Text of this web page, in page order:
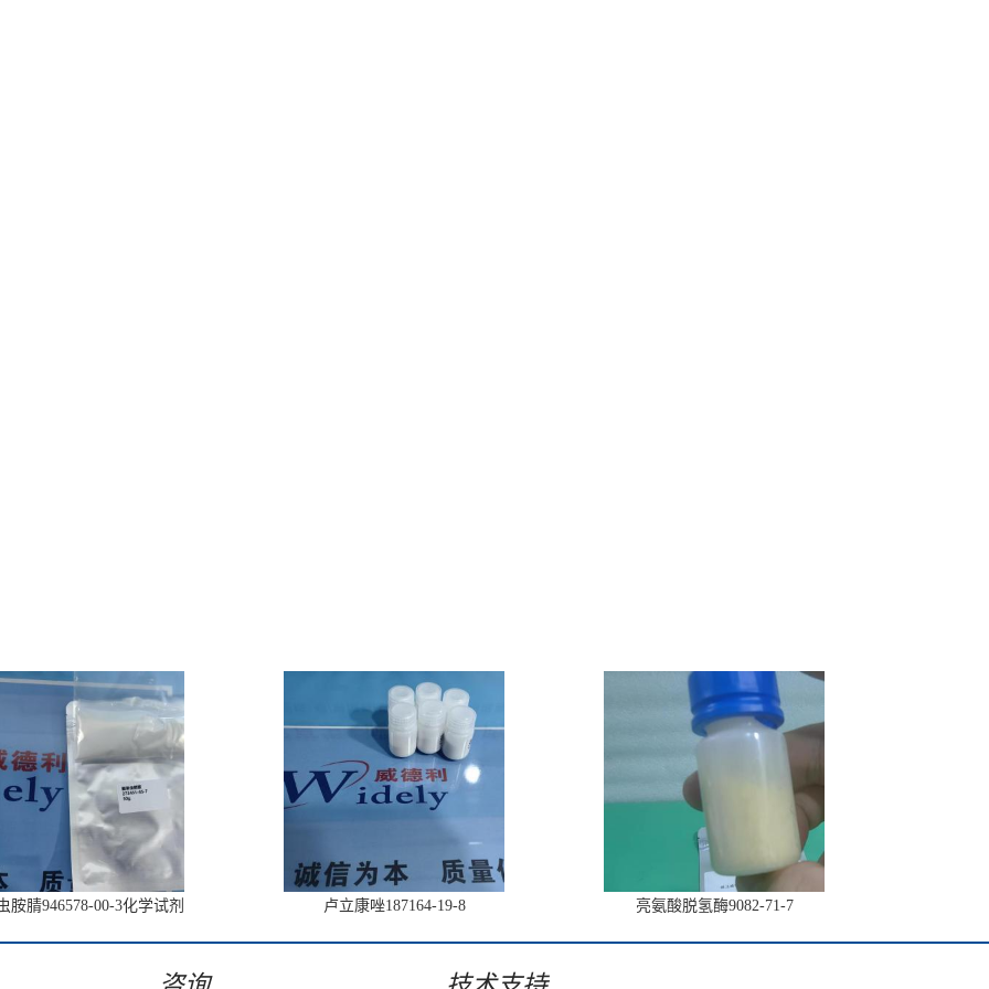
胺腈946578-00-3化学试剂 卢立康唑187164-19-8 亮氨酸脱氢酶9082-71-7